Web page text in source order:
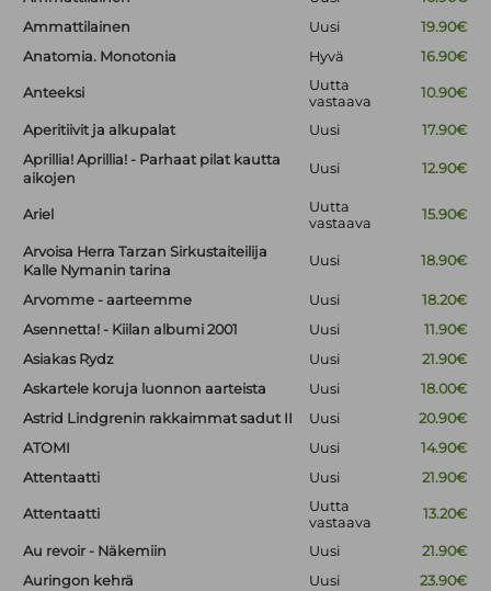
Ammattilainen
Uusi
19.90€
Anatomia. Monotonia
Hyvä 16.90€
Anteeksi
Uutta
vastaava
10.90€
Aperitiivit ja alkupalat Uusi
17.90€
Aprillia! Aprillia! - Parhaat pilat kautta
aikojen
Uusi 12.90€
Ariel
Uutta
vastaava
15.90€
Arvoisa Herra Tarzan Sirkustaiteilija
Kalle Nymanin tarina
Uusi 18.90€
Arvomme - aarteemme Uusi
18.20€
Asennetta! - Kiilan albumi 2001
Uusi
11.90€
Asiakas Rydz
Uusi
21.90€
Askartele koruja luonnon aarteista
Uusi
18.00€
Astrid Lindgrenin rakkaimmat sadut II
Uusi
20.90€
ATOMI
Uusi
14.90€
Attentaatti
Uusi 21.90€
Attentaatti
Uutta
vastaava
13.20€
Au revoir - Näkemiin Uusi
21.90€
Auringon kehrä
Uusi
23.90€